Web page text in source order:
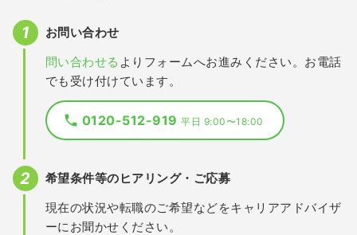
お問い合わせ
問い合わせる よりフォームへお進みください。お電話
でも受け付けています。
0120-512-919平日 9:00〜18:00
希望条件等のヒアリング・ご応募
現在の状況や転職のご希望などをキャリアアドバイザ
ーにお聞かせください。